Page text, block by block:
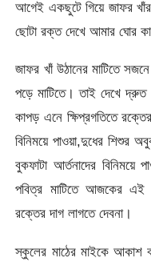
আগেই একছুটে গিয়ে জাফর
ছোটা রক্ত দেখে আমার ঘোর
জাফর খাঁ উঠানের মাটিতে
পড়ে মাটিতে। তাই দেখে
কাপড় এনে ক্ষিপ্রগতিতে
বিনিময়ে পাওয়া,দুধের শিশুর
বুকফাটা আর্তনাদের
পবিত্র মাটিতে আজকের এই
রক্তের দাগ লাগতে দেবনা।
স্কুলের মাঠের মাইকে আকাশ